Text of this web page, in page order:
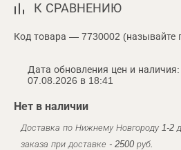
К СРАВНЕНИЮ
Код товара — 7730002 (называйте
Дата обновления цен и наличия:
07.08.2026 в 18:41
Нет в наличии
Доставка по Нижнему Новгороду 1-2
заказа при доставке - 2500 руб.